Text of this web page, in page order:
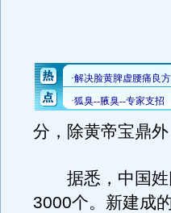
分，除黄帝宝鼎
据悉，中国姓
3000个。新建成